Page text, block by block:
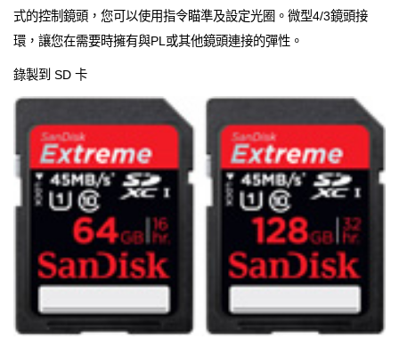
式的控制鏡頭，您可以使用指令瞄準及設定光圈。微型4/3鏡頭接
環，讓您在需要時擁有與PL或其他鏡頭連接的彈性。
錄製到 SD 卡